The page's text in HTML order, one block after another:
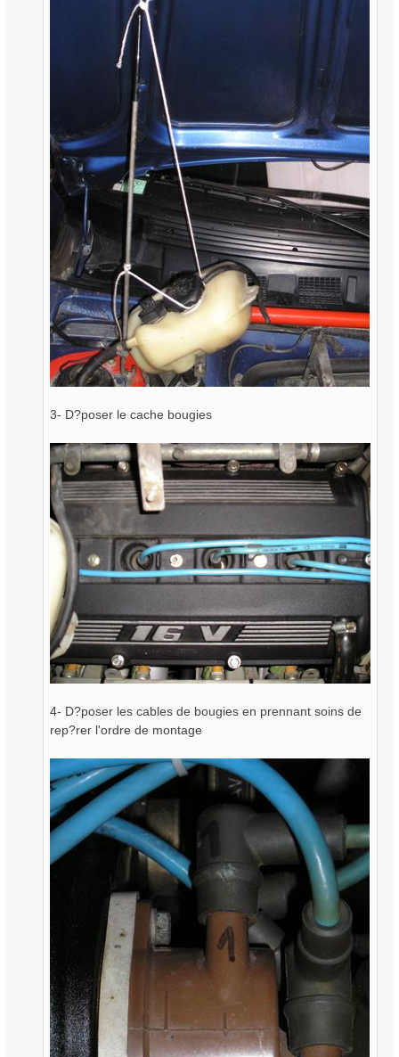
3- D?poser le cache bougies
4- D?poser les cables de bougies en prennant soins de
rep?rer l'ordre de montage